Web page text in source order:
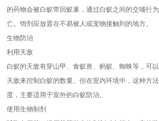
的药物会被白蚁带回蚁巢，通过白蚁之间的交哺行
亡。饵剂应放置在不易被人或宠物接触到的地方。
生物防治
利用天敌
白蚁的天敌有穿山甲、食蚁兽、蚂蚁、蜘蛛等，可
天敌来控制白蚁的数量。但在室内环境中，这种方
度，主要适用于室外的白蚁防治。
使用生物制剂